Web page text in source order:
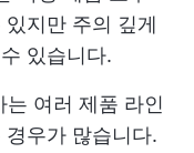
지만 주의 깊게
있습니다.
여러 제품 라인
우가 많습니다.